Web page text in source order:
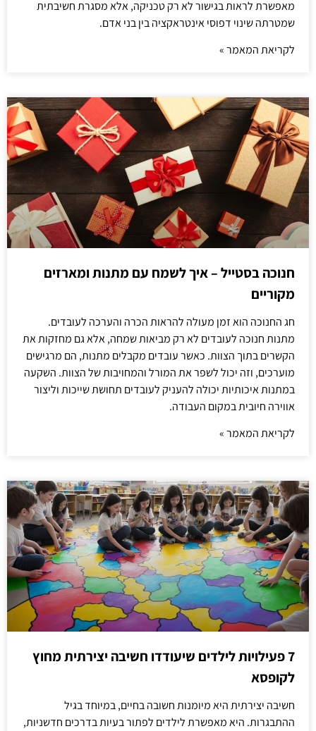
מאפשרת לראות בגישור לא רק טכניקה, אלא מסגרת חשיבתית
שמטרתה שינוי דפוסי אינטראקציה בין בני אדם.
לקריאת המאמר »
חנוכה בסטייל – איך לשמח עם מתנות ומארזים
מקוריים
חג החנוכה הוא זמן מעולה להראות הכרה והערכה לעובדים.
מתנות חנוכה לעובדים לא רק מביאות שמחה, אלא גם מחזקות את
הקשרים בתוך הצוות. כאשר עובדים מקבלים מתנות, הם מרגישים
מוערכים, וזה יכול לשפר את המורל והמחויבות של הצוות. השקעה
במתנות איכותיות יכולה להעניק לעובדים תחושת שייכות וליצור
אווירה חיובית במקום העבודה.
לקריאת המאמר »
7 פעילויות לילדים שיעודדו חשיבה יצירתית מחוץ
לקופסא
חשיבה יצירתית היא מיומנות חשובה בחיים, במיוחד בגיל
ההתבגרות. היא מאפשרת לילדים לפתור בעיות בדרכים חדשניות,